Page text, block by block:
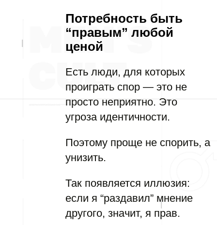
Потребность быть
“правым” любой
ценой
Есть люди, для которых
проиграть спор — это не
просто неприятно. Это
угроза идентичности.
Поэтому проще не спорить, а
унизить.
Так появляется иллюзия:
если я “раздавил” мнение
другого, значит, я прав.